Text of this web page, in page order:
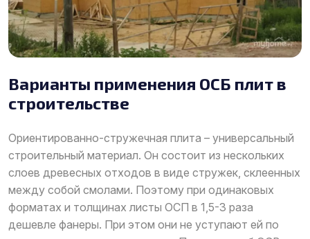
Варианты применения ОСБ плит в
строительстве
Ориентированно-стружечная плита – универсальный
строительный материал. Он состоит из нескольких
слоев древесных отходов в виде стружек, склеенных
между собой смолами. Поэтому при одинаковых
форматах и толщинах листы ОСП в 1,5-3 раза
дешевле фанеры. При этом они не уступают ей по